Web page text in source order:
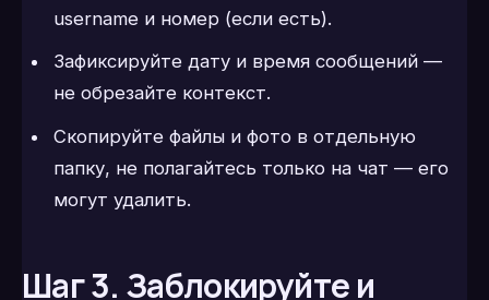
username и номер (если есть).
Зафиксируйте дату и время сообщений —
не обрезайте контекст.
Скопируйте файлы и фото в отдельную
папку, не полагайтесь только на чат — его
могут удалить.
Шаг 3. Заблокируйте и